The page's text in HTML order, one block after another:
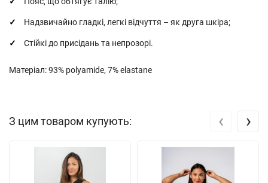
Надзвичайно гладкі, легкі відчуття – як друга шкіра;
Стійкі до присідань та непрозорі.
Матеріал: 93% polyamide, 7% elastane
З цим товаром купують: ‹ ›